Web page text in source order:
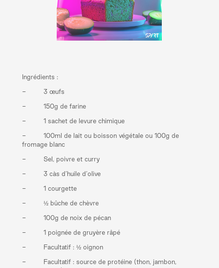
Ingrédients :
- 3 œufs
- 150g de farine
- 1 sachet de levure chimique
- 100ml de lait ou boisson végétale ou 100g de
fromage blanc
- Sel, poivre et curry
- 3 càs d’huile d’olive
- 1 courgette
- ½ bûche de chèvre
- 100g de noix de pécan
- 1 poignée de gruyère râpé
- Facultatif : ½ oignon
- Facultatif : source de protéine (thon, jambon,